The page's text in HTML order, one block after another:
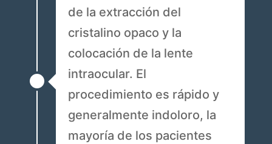
de la extracción del
cristalino opaco y la
colocación de la lente
intraocular. El
procedimiento es rápido y
generalmente indoloro, la
mayoría de los pacientes